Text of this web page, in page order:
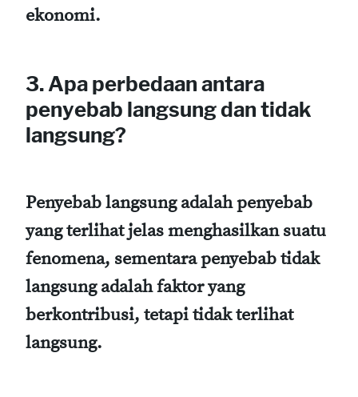
ekonomi.
3. Apa perbedaan antara
penyebab langsung dan tidak
langsung?
Penyebab langsung adalah penyebab
yang terlihat jelas menghasilkan suatu
fenomena, sementara penyebab tidak
langsung adalah faktor yang
berkontribusi, tetapi tidak terlihat
langsung.